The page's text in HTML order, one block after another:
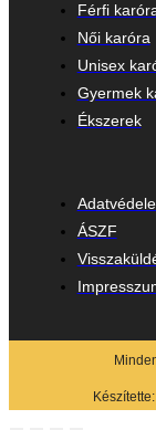
Férfi
Női karóra
Unisex
Gyermek
Ékszerek
ÁSZF
Készítette: